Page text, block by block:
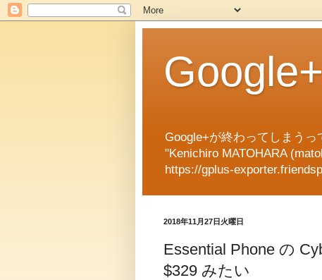
Google+が終わってしまう
"Kenichiro MATOHARA
https://gplus-
2018年11月27日火曜日
Essential Phone の
$329 みたい